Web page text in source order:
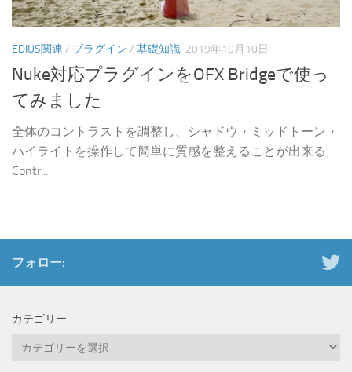
EDIUS関連 / プラグイン / 基礎知識 2019年10月10日
Nuke対応プラグインをOFX Bridgeで使っ
てみました
全体のコントラストを調整し、シャドウ・ミッドトーン・
ハイライトを操作して簡単に質感を整えることが出来る
Contr...
フォロー:
カテゴリー